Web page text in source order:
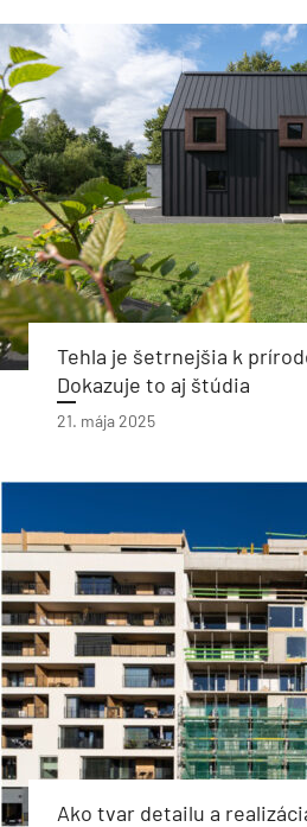
Tehla je šetrnejšia k
Dokazuje to aj štúdia
21. mája 2025
Ako tvar detailu a